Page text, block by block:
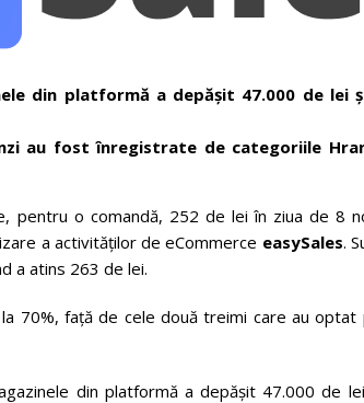
din platformă a depășit 47.000 de lei
au fost înregistrate de categoriile
pentru o comandă, 252 de lei în ziua de 8
a activităților de eCommerce easySales.
a atins 263 de lei.
70%, față de cele două treimi care au optat
din platformă a depășit 47.000 de